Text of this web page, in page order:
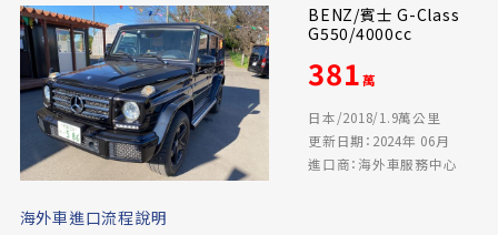
BENZ/賓士 G-Class
G550/4000cc
381萬
日本/2018/1.9萬公里
更新日期：2024年 06月
進口商：海外車服務中心
海外車進口流程說明